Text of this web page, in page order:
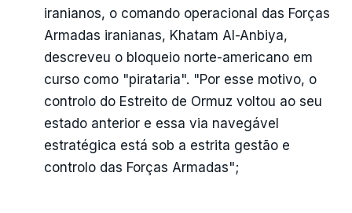
iranianos, o comando operacional das Forças
Armadas iranianas, Khatam Al-Anbiya,
descreveu o bloqueio norte-americano em
curso como "pirataria". "Por esse motivo, o
controlo do Estreito de Ormuz voltou ao seu
estado anterior e essa via navegável
estratégica está sob a estrita gestão e
controlo das Forças Armadas";